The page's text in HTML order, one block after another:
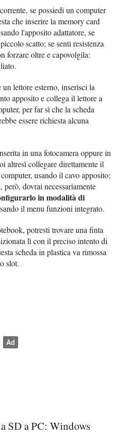
se possiedi un computer
che inserire la memory card
l'apposito adattatore, se
scatto; se senti resistenza
forzare oltre e capovolgila:
lettore esterno, inserisci la
apposito e collega il lettore a
per far sì che la scheda
essere richiesta alcuna
in una fotocamera oppure in
altresì collegare direttamente il
usando il cavo apposito;
dovrai necessariamente
in modalità di
il menu funzioni integrato.
potresti trovare una finta
lì con il preciso intento di
scheda in plastica va rimossa
slot.
SD a PC: Windows